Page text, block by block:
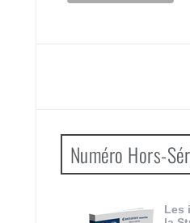
Numéro Hors-
Les